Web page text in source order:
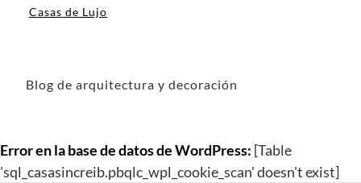
Casas de Lujo
Blog de arquitectura y decoración
Error en la base de datos de WordPress: [Table
'sql_casasincreib.pbqlc_wpl_cookie_scan' doesn't exist]